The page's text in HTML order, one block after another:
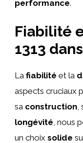
performance.
Fiabilité
1313
La fiabilité et la
aspects cruciaux
sa construction,
longévité, nous
un choix solide